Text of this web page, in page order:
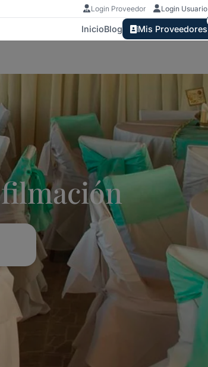
Login Proveedor Login Usuario
InicioBlog Mis Proveedores